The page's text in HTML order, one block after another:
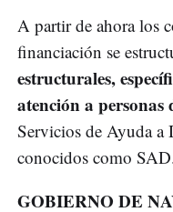
A partir de ahora los
financiación se
estructurales,
atención a personas
Servicios de Ayuda
conocidos como
GOBIERNO DE